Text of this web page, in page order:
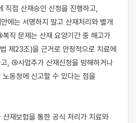
직접 산재승인 신청을 진행하고,
에는 서명하지 말고 산재처리와 별개
직 문제는 산재 요양기간 중 해고가
제23조)을 근거로 안정적으로 치료에
, ④사업주가 산재신청을 방해하거나
동청에 신고할 수 있다는 점을
산재보험을 통한 공식 처리가 치료와